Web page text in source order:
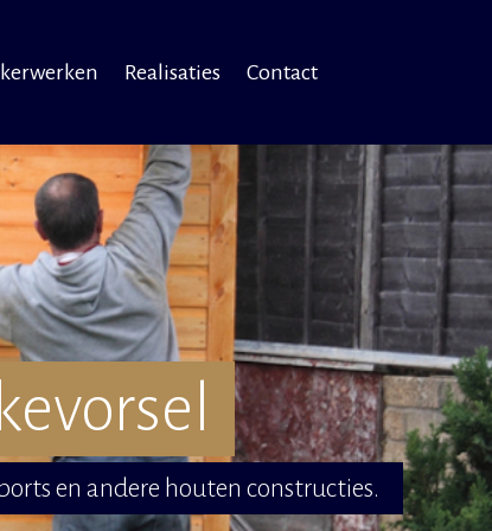
Realisaties Contact
en andere houten constructies.